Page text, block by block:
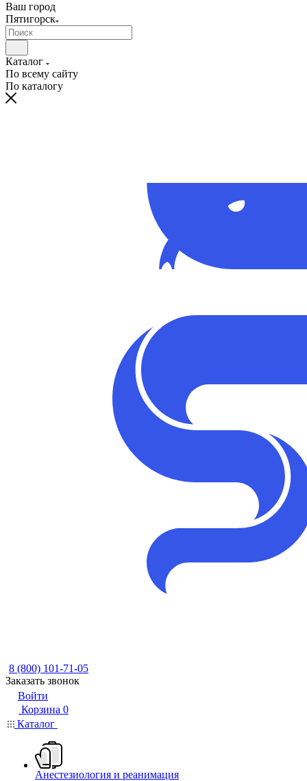
Ваш город
Пятигорск
Каталог
По всему сайту
По каталогу
8 (800) 101-71-05
Заказать звонок
Войти
Корзина 0
Каталог
Анестезиология и реанимация